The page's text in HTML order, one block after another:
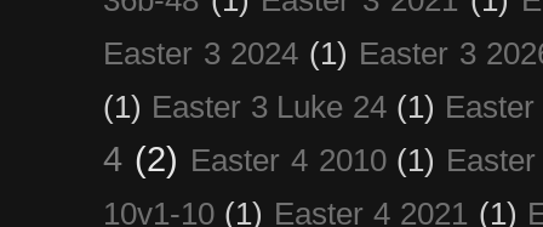
Easter 3 2024 (1) Easter 3
(1) Easter 3 Luke 24 (1)
4 (2) Easter 4 2010 (1)
10v1-10 (1) Easter 4 2021 (1)